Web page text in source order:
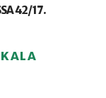
42/17.